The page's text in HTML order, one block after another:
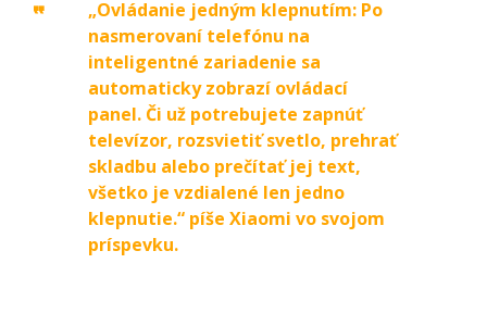
„Ovládanie jedným klepnutím: Po
nasmerovaní telefónu na
inteligentné zariadenie sa
automaticky zobrazí ovládací
panel. Či už potrebujete zapnúť
televízor, rozsvietiť svetlo, prehrať
skladbu alebo prečítať jej text,
všetko je vzdialené len jedno
klepnutie.“ píše Xiaomi vo svojom
príspevku.